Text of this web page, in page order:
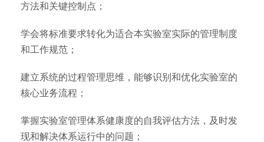
方法和关键控制点；
学会将标准要求转化为适合本实验室实际的管理制度
和工作规范；
建立系统的过程管理思维，能够识别和优化实验室的
核心业务流程；
掌握实验室管理体系健康度的自我评估方法，及时发
现和解决体系运行中的问题；